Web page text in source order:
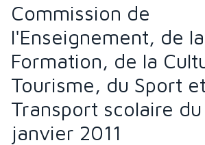
Commission de
l'Enseignement, de la
Formation, de la
Tourisme, du Sport
Transport scolaire
janvier 2011